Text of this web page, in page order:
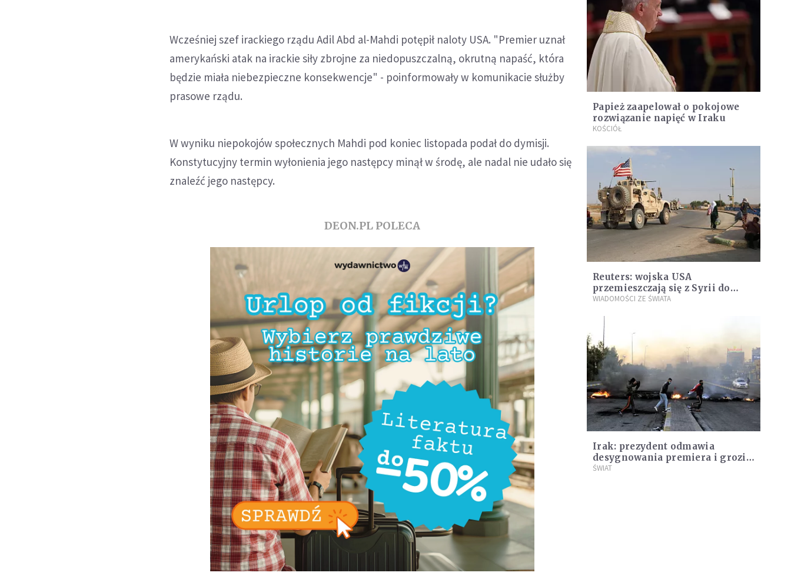
Wcześniej szef irackiego rządu Adil Abd al-Mahdi potępił naloty USA. "Premier uznał
amerykański atak na irackie siły zbrojne za niedopuszczalną, okrutną napaść, która
będzie miała niebezpieczne konsekwencje" - poinformowały w komunikacie służby
prasowe rządu.
W wyniku niepokojów społecznych Mahdi pod koniec listopada podał do dymisji.
Konstytucyjny termin wyłonienia jego następcy minął w środę, ale nadal nie udało się
znaleźć jego następcy.
DEON.PL POLECA
Papież zaapelował o pokojowe
rozwiązanie napięć w Iraku
KOŚCIÓŁ
Reuters: wojska USA
przemieszczają się z Syrii do
Iraku
WIADOMOŚCI ZE ŚWIATA
Irak: prezydent odmawia
desygnowania premiera i grozi
dymisją
ŚWIAT